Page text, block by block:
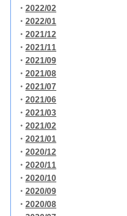
・ 2022/02
・ 2022/01
・ 2021/12
・ 2021/11
・ 2021/09
・ 2021/08
・ 2021/07
・ 2021/06
・ 2021/03
・ 2021/02
・ 2021/01
・ 2020/12
・ 2020/11
・ 2020/10
・ 2020/09
・ 2020/08